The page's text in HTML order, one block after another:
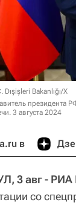
Bakanlığı/X
президента
3 августа 2024
в
3 авг - РИА
со